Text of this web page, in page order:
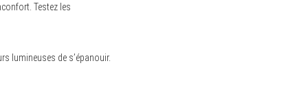
Testez les
lumineuses de s’épanouir.